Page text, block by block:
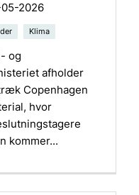
2026
Klima
og
afholder
Copenhagen
hvor
kommer...